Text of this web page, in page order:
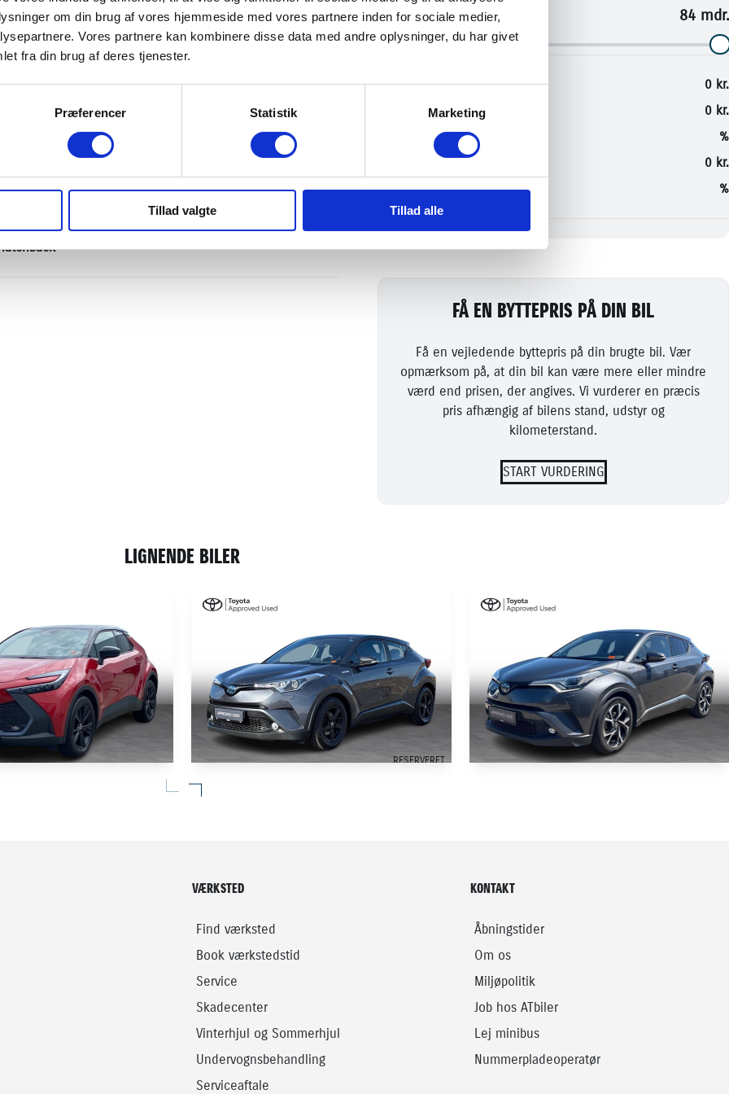
om din brug af vores hjemmeside med vores partnere inden for sociale medier,
Vores partnere kan kombinere disse data med andre oplysninger, du har givet
fra din brug af deres tjenester.
Præferencer Statistik Marketing
Tillad valgte Tillad alle
tryghed igennem hele perioden.
valg du kan få, med de absolut bedste vilkår der er på
gang – tjek lige det med dit nuværende selskab.. 😉
Silver Metal
FÅ EN BYTTEPRIS PÅ DIN BIL
Få en vejledende byttepris på din brugte bil. Vær
opmærksom på, at din bil kan være mere eller mindre
værd end prisen, der angives. Vi vurderer en præcis
pris afhængig af bilens stand, udstyr og
kilometerstand.
START VURDERING
LIGNENDE BILER
HYBRID
(BENZIN / EL)
RESERVERET
TOYOTA C-HR
2018
HYBRID (BENZIN / EL)
2019
HYBRID (BENZIN / EL)
VÆRKSTED
Find værksted
Book værkstedstid
Service
Skadecenter
Vinterhjul og Sommerhjul
Undervognsbehandling
Serviceaftale
KONTAKT
Åbningstider
Om os
Miljøpolitik
Job hos ATbiler
Lej minibus
Nummerpladeoperatør